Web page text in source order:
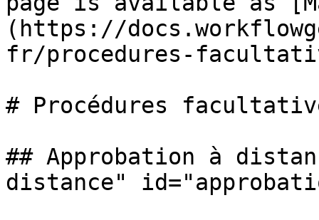
(https://
fr/procedures-
# Procédures
## Approbation à
distance"